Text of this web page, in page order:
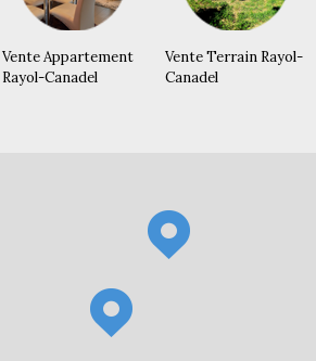
Vente Appartement
Rayol-Canadel
Vente Terrain Rayol-
Canadel